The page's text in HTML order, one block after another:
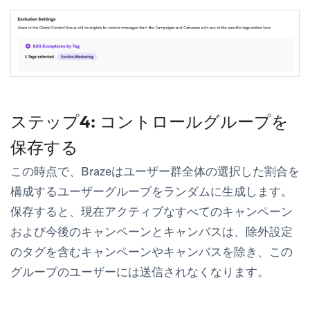
ステップ4: コントロールグループを
保存する
この時点で、Brazeはユーザー群全体の選択した割合を
構成するユーザーグループをランダムに生成します。
保存すると、現在アクティブなすべてのキャンペーン
および今後のキャンペーンとキャンバスは、除外設定
のタグを含むキャンペーンやキャンバスを除き、この
グループのユーザーには送信されなくなります。